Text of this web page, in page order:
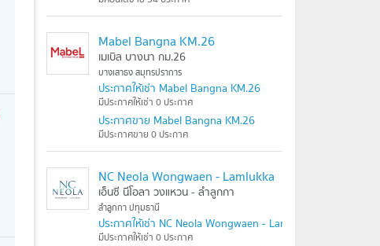
Mabel Bangna KM.26
เมเบิล บางนา กม.26
บางเสาธง สมุทรปราการ
ประกาศให้เช่า Mabel Bangna KM.26
มีประกาศให้เช่า 0 ประกาศ
ประกาศขาย Mabel Bangna KM.26
มีประกาศขาย 0 ประกาศ
NC Neola Wongwaen - Lamlukka
เอ็นซี นีโอลา วงแหวน - ลำลูกกา
ลำลูกกา ปทุมธานี
ประกาศให้เช่า NC Neola Wongwaen - Lamlukka
มีประกาศให้เช่า 0 ประกาศ